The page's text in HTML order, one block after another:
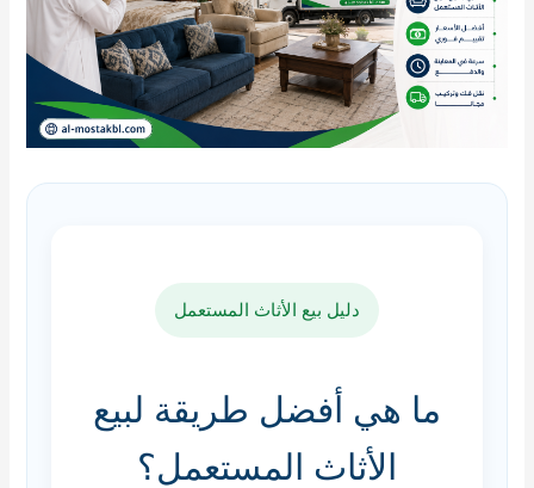
دليل بيع الأثاث المستعمل
ما هي أفضل طريقة لبيع
الأثاث المستعمل؟